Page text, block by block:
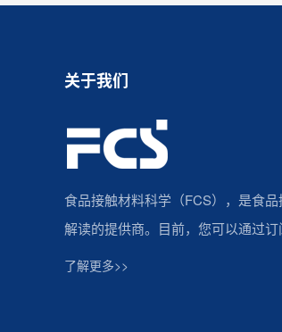
关于我们
食品接触材料科学（FCS），是食
解读的提供商。目前，您可以通过
了解更多>>